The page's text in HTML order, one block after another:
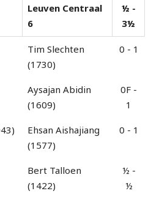
Leuven Centraal
6
½ -
3½
Tim Slechten
(1730)
0 - 1
Aysajan Abidin
(1609)
0F -
1
Ehsan Aishajiang
(1577)
0 - 1
Bert Talloen
(1422)
½ -
½